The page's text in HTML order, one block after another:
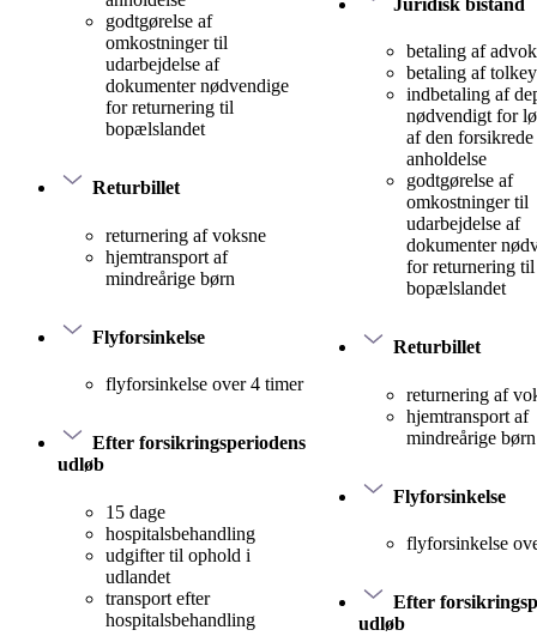
godtgørelse af
omkostninger til
udarbejdelse af
dokumenter nødvendige
for returnering til
bopælslandet
Returbillet
returnering af voksne
hjemtransport af
mindreårige børn
Flyforsinkelse
flyforsinkelse over 4 timer
Efter forsikringsperiodens
udløb
15 dage
hospitalsbehandling
udgifter til ophold i
udlandet
transport efter
hospitalsbehandling
betaling af
betaling af
indbetaling af
nødvendigt for
af den
anholdelse
godtgørelse af
omkostninger til
udarbejdelse af
dokumenter
for returnering til
bopælslandet
Returbillet
returnering af
hjemtransport af
mindreårige børn
Flyforsinkelse
flyforsinkelse
Efter
udløb